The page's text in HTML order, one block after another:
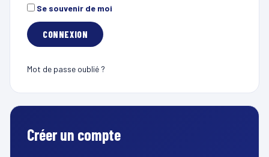
Se souvenir de moi
Mot de passe oublié ?
Créer un compte